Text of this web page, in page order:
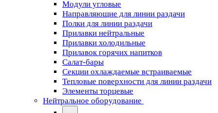
Модули угловые
Направляющие для линии раздачи
Полки для линии раздачи
Прилавки нейтральные
Прилавки холодильные
Прилавок горячих напитков
Салат-бары
Секции охлаждаемые встраиваемые
Тепловые поверхности для линии раздачи
Элементы торцевые
Нейтральное оборудование